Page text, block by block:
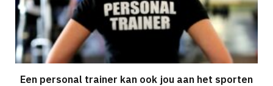
Een personal trainer kan ook jou aan het sporten